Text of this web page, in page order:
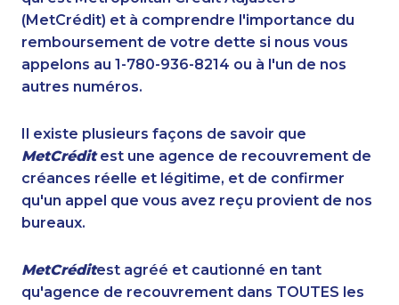
(MetCrédit) et à comprendre l'importance du
remboursement de votre dette si nous vous
appelons au 1-780-936-8214 ou à l'un de nos
autres numéros.
Il existe plusieurs façons de savoir que
MetCréditest une agence de recouvrement de
créances réelle et légitime, et de confirmer
qu'un appel que vous avez reçu provient de nos
bureaux.
MetCréditest agréé et cautionné en tant
qu'agence de recouvrement dans TOUTES les